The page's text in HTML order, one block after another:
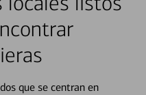
que se centran en